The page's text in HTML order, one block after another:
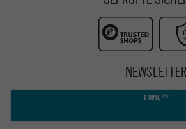
NEWSLETTER
E-MAIL **